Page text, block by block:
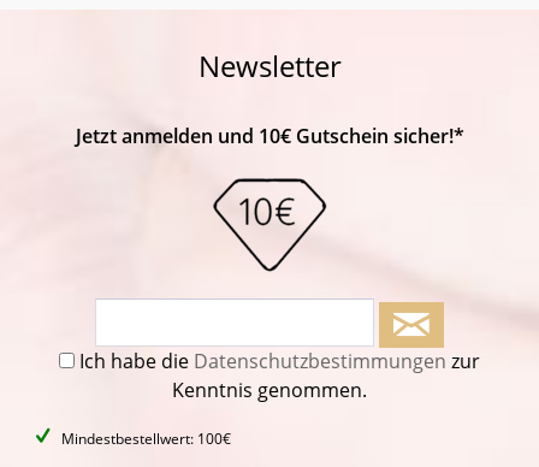
Newsletter
Jetzt anmelden und 10€ Gutschein sicher!*
Ich habe die Datenschutzbestimmungen zur
Kenntnis genommen.
Mindestbestellwert: 100€